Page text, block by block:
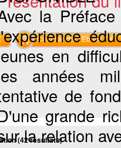
Commander l'Ebook 7 €
la
en
années
de
grande
la relation
(42 résultats)